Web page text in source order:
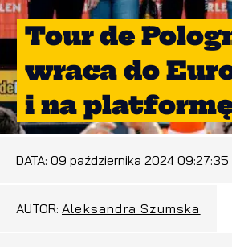
Tour de
wraca do
i na
DATA: 09 października 2024 09:27:35
AUTOR: Aleksandra Szumska